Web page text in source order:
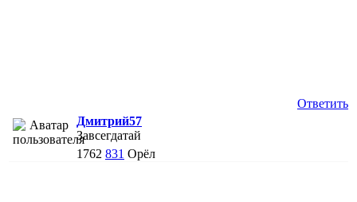
Ответить
Дмитрий57
Завсегдатай
1762 831 Орёл